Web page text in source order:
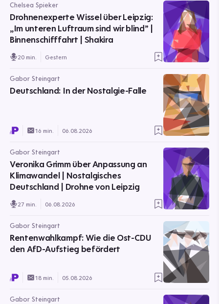
Chelsea Spieker
Drohnenexperte Wissel über Leipzig:
„Im unteren Luftraum sind wir blind” |
Binnenschifffahrt | Shakira
20 min. Gestern
Gabor Steingart
Deutschland: In der Nostalgie-Falle
16 min. 06.08.2026
Gabor Steingart
Veronika Grimm über Anpassung an
Klimawandel | Nostalgisches
Deutschland | Drohne von Leipzig
27 min. 06.08.2026
Gabor Steingart
Rentenwahlkampf: Wie die Ost-CDU
den AfD-Aufstieg befördert
18 min. 05.08.2026
Gabor Steingart